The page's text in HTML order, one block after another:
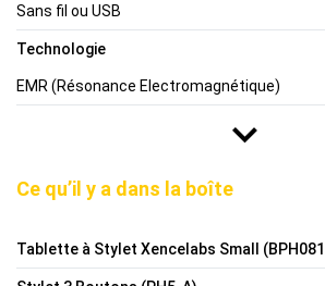
Sans fil ou USB
Technologie
EMR (Résonance Electromagnétique)
Ce qu’il y a dans la boîte
Tablette à Stylet Xencelabs Small